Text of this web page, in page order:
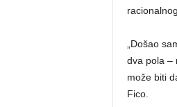
„Došao
dva pola –
može biti
Fico.